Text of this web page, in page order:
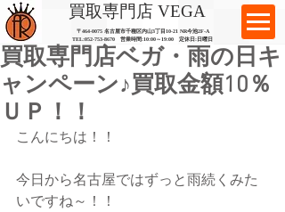
​買取専門店 VEGA
〒464-0075 名古屋市千種区内山3丁目10-21 ​ NR今池2F-A​
TEL:052-753-8670 営業時間:10:00～19:00​ 定休日:日曜日
買取専門店ベガ・雨の日キ
ャンペーン♪買取金額10％
ＵＰ！！
こんにちは！！
今日から名古屋ではずっと雨続くみた
いですね～！！